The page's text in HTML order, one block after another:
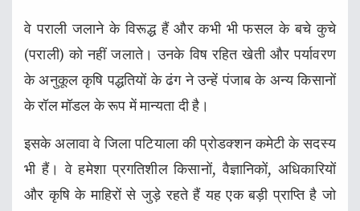
वे पराली जलाने के विरूद्ध हैं और कभी भी फसल के बचे कुचे
(पराली) को नहीं जलाते। उनके विष रहित खेती और पर्यावरण
के अनुकूल कृषि पद्धतियों के ढंग ने उन्हें पंजाब के अन्य किसानों
के रॉल मॉडल के रूप में मान्यता दी है।
इसके अलावा वे जिला पटियाला की प्रोडक्शन कमेटी के सदस्य
भी हैं। वे हमेशा प्रगतिशील किसानों, वैज्ञानिकों, अधिकारियों
और कृषि के माहिरों से जुड़े रहते हैं यह एक बड़ी प्राप्ति है जो